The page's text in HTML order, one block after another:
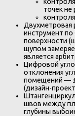
точек не
Двухметровая
инструмент по
поверхности
щупом
является
Цифровой
отклонения
помещений —
(дизайн-
швов между
глубины